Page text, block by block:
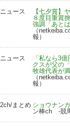
ニュース
【七夕賞】
８度目重賞
強調「あと
（
報）
ニュース
「私なら3
クスが父の
牧雄代表が
（
報）
2ch/まとめ ショウナン
ン棒ch -競